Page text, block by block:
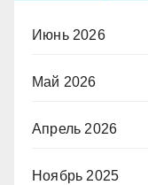
Июнь 2026
Май 2026
Апрель 2026
Ноябрь 2025